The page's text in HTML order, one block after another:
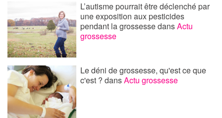
L’autisme pourrait être déclenché par
une exposition aux pesticides
pendant la grossessedansActu
grossesse
Le déni de grossesse, qu'est ce que
c'est ?dansActu grossesse